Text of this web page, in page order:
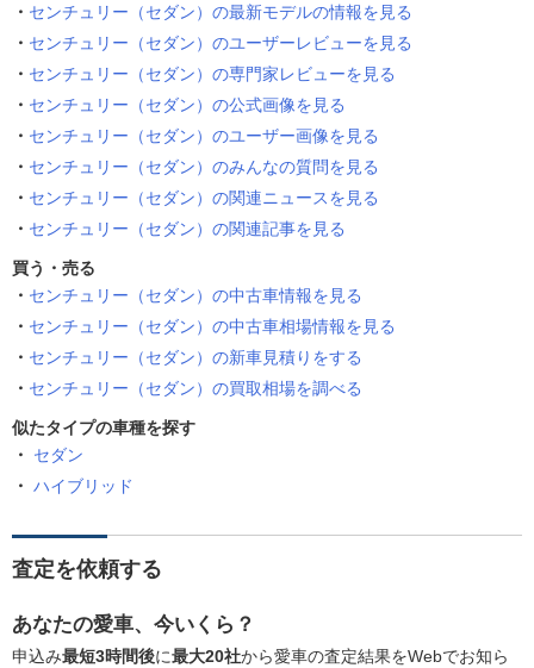
センチュリー（セダン）の最新モデルの情報を見る
センチュリー（セダン）のユーザーレビューを見る
センチュリー（セダン）の専門家レビューを見る
センチュリー（セダン）の公式画像を見る
センチュリー（セダン）のユーザー画像を見る
センチュリー（セダン）のみんなの質問を見る
センチュリー（セダン）の関連ニュースを見る
センチュリー（セダン）の関連記事を見る
買う・売る
センチュリー（セダン）の中古車情報を見る
センチュリー（セダン）の中古車相場情報を見る
センチュリー（セダン）の新車見積りをする
センチュリー（セダン）の買取相場を調べる
似たタイプの車種を探す
セダン
ハイブリッド
査定を依頼する
あなたの愛車、今いくら？
申込み最短3時間後に最大20社から愛車の査定結果をWebでお知ら